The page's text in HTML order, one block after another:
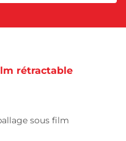
rétractable
sous film